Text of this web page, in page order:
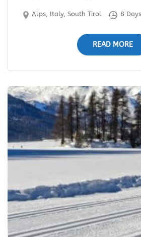
Alps, Italy,South Tirol 8
READ MORE